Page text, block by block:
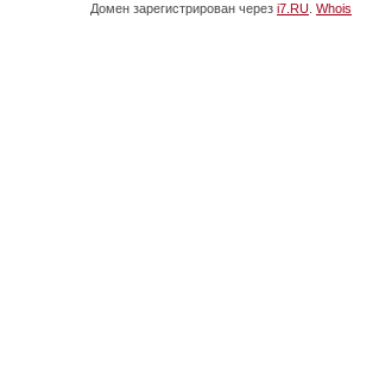
Домен зарегистрирован через i7.RU Whois